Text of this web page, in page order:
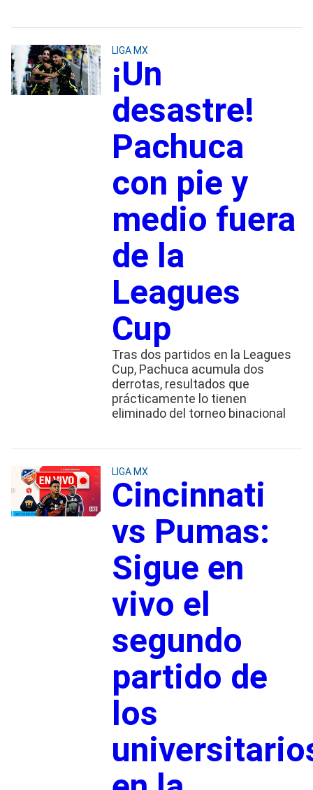
LIGA MX
¡Un
desastre!
Pachuca
con pie y
medio fuera
de la
Leagues
Cup
Tras dos partidos en la Leagues
Cup, Pachuca acumula dos
derrotas, resultados que
prácticamente lo tienen
eliminado del torneo binacional
LIGA MX
Cincinnati
vs Pumas:
Sigue en
vivo el
segundo
partido de
los